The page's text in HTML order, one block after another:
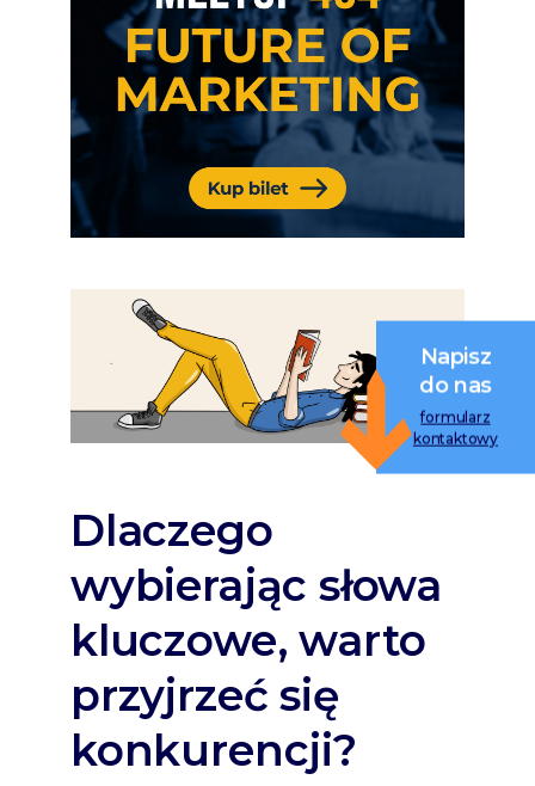
Napisz
do nas
formularz
kontaktowy
Dlaczego
wybierając słowa
kluczowe, warto
przyjrzeć się
konkurencji?